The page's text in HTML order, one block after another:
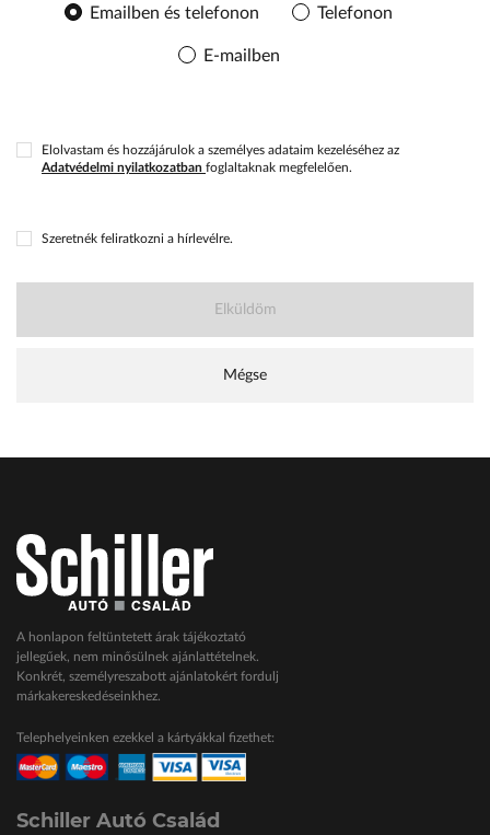
Emailben és telefonon Telefonon
E-mailben
Elolvastam és hozzájárulok a személyes adataim kezeléséhez az
Adatvédelmi nyilatkozatban foglaltaknak megfelelően.
Szeretnék feliratkozni a hírlevélre.
Mégse
Elküldöm
A honlapon feltüntetett árak tájékoztató
jellegűek, nem minősülnek ajánlattételnek.
Konkrét, személyreszabott ajánlatokért fordulj
márkakereskedéseinkhez.
Telephelyeinken ezekkel a kártyákkal fizethet:
Schiller Autó Család